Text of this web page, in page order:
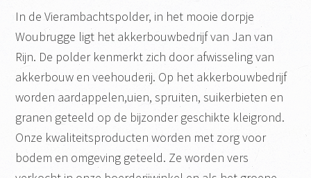
In de Vierambachtspolder, in het mooie dorpje
Woubrugge ligt het akkerbouwbedrijf van Jan van
Rijn. De polder kenmerkt zich door afwisseling van
akkerbouw en veehouderij. Op het akkerbouwbedrijf
worden aardappelen,uien, spruiten, suikerbieten en
granen geteeld op de bijzonder geschikte kleigrond.
Onze kwaliteitsproducten worden met zorg voor
bodem en omgeving geteeld. Ze worden vers